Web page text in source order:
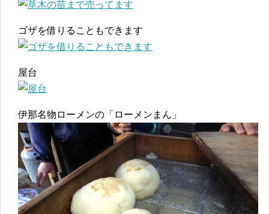
ゴザを借りることもできます
屋台
伊那名物ローメンの「ローメンまん」